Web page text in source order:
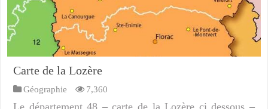
Carte de la Lozère
Géographie 7,360
Le département 48 – carte de la Lozère ci dessous –